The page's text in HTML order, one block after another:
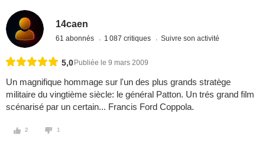
14caen
61 abonnés 1 087 critiques Suivre son activité
5,0 Publiée le 9 mars 2009
Un magnifique hommage sur l'un des plus grands stratège
militaire du vingtième siècle: le général Patton. Un trés grand film
scénarisé par un certain... Francis Ford Coppola.
2 1